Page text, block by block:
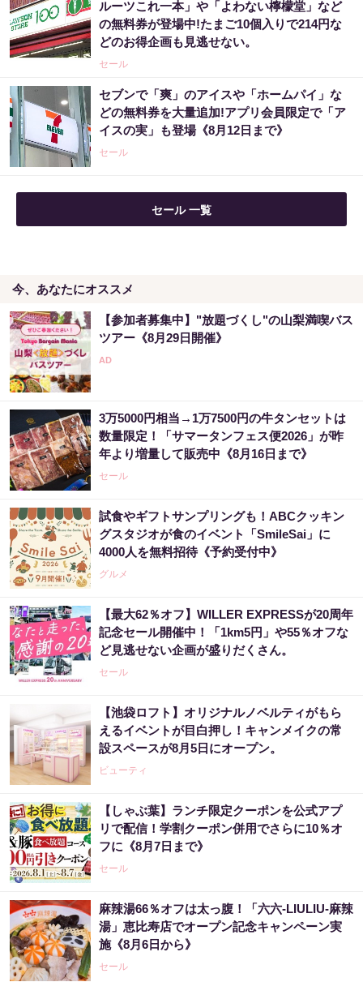
点”を知っただけ
PR（合同会社デジタルファーム ）
宝くじ狙うなら今！金運上げた当選者が暴露
PR（合同会社デジタルファーム ）
ルーツこれ一本」や「よわない檸檬堂」など
の無料券が登場中!たまご10個入りで214円な
どのお得企画も見逃せない。
セール
セブンで「爽」のアイスや「ホームパイ」な
どの無料券を大量追加!アプリ会員限定で「ア
イスの実」も登場《8月12日まで》
セール
セール 一覧
今、あなたにオススメ
【参加者募集中】"放題づくし"の山梨満喫バス
ツアー《8月29日開催》
3万5000円相当→1万7500円の牛タンセットは
数量限定！「サマータンフェス便2026」が昨
年より増量して販売中《8月16日まで》
セール
試食やギフトサンプリングも！ABCクッキン
グスタジオが食のイベント「SmileSai」に
4000人を無料招待《予約受付中》
グルメ
【最大62％オフ】WILLER EXPRESSが20周年
記念セール開催中！「1km5円」や55％オフな
ど見逃せない企画が盛りだくさん。
セール
【池袋ロフト】オリジナルノベルティがもら
えるイベントが目白押し！キャンメイクの常
設スペースが8月5日にオープン。
ビューティ
【しゃぶ葉】ランチ限定クーポンを公式アプ
リで配信！学割クーポン併用でさらに10％オ
フに《8月7日まで》
セール
麻辣湯66％オフは太っ腹！「六六-LIULIU-麻辣
湯」恵比寿店でオープン記念キャンペーン実
施《8月6日から》
セール